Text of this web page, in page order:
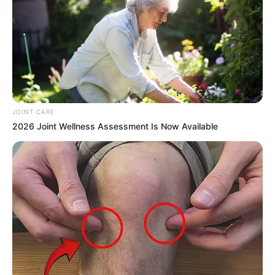
ER Doctor: "I Threw Out My Viagra After What I
Found On CVS Aisle 7"
FRIDAY PLANS
JOINT CARE
2026 Joint Wellness Assessment Is Now Available